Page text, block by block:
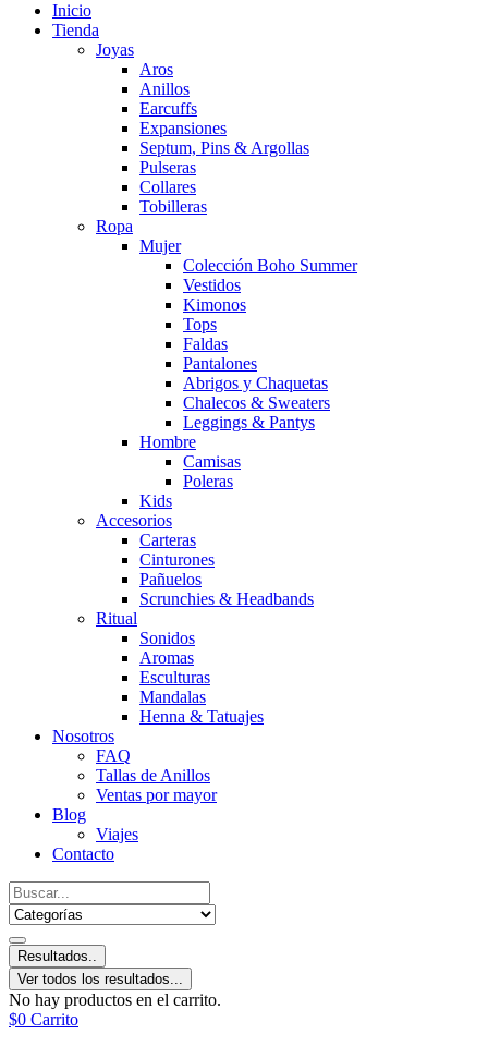
Inicio
Tienda
Joyas
Aros
Anillos
Earcuffs
Expansiones
Septum, Pins & Argollas
Pulseras
Collares
Tobilleras
Ropa
Mujer
Colección Boho Summer
Vestidos
Kimonos
Tops
Faldas
Pantalones
Abrigos y Chaquetas
Chalecos & Sweaters
Leggings & Pantys
Hombre
Camisas
Poleras
Kids
Accesorios
Carteras
Cinturones
Pañuelos
Scrunchies & Headbands
Ritual
Sonidos
Aromas
Esculturas
Mandalas
Henna & Tatuajes
Nosotros
FAQ
Tallas de Anillos
Ventas por mayor
Blog
Viajes
Contacto
Resultados..
Ver todos los resultados...
No hay productos en el carrito.
$0 Carrito